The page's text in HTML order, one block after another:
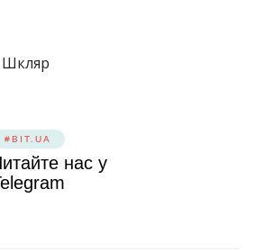
Шкляр
#BIT.UA
нас у